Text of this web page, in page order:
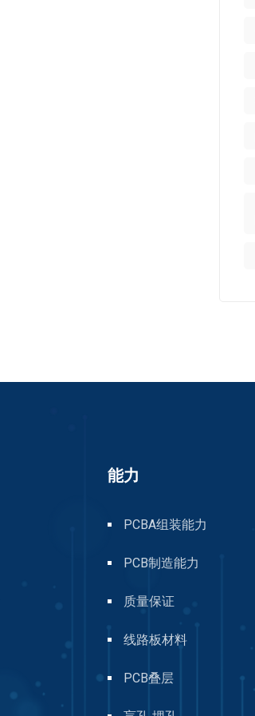
能力
PCBA组装能力
PCB制造能力
质量保证
线路板材料
PCB叠层